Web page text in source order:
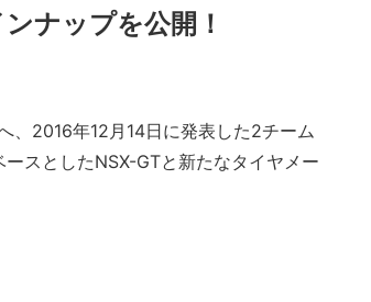
ナップを公開！
、2016年12月14日に発表した2チーム
スとしたNSX-GTと新たなタイヤメー